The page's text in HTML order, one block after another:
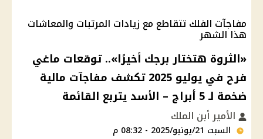
مفاجآت الفلك تتقاطع مع زيادات المرتبات والمعاشات
هذا الشهر
«الثروة هتختار برجك أخيرًا».. توقعات ماغي
فرح في يوليو 2025 تكشف مفاجآت مالية
ضخمة لـ 5 أبراج – الأسد يتربع القائمة
الأمير أبن الملك
السبت 21/يونيو/2025 - 08:32 م